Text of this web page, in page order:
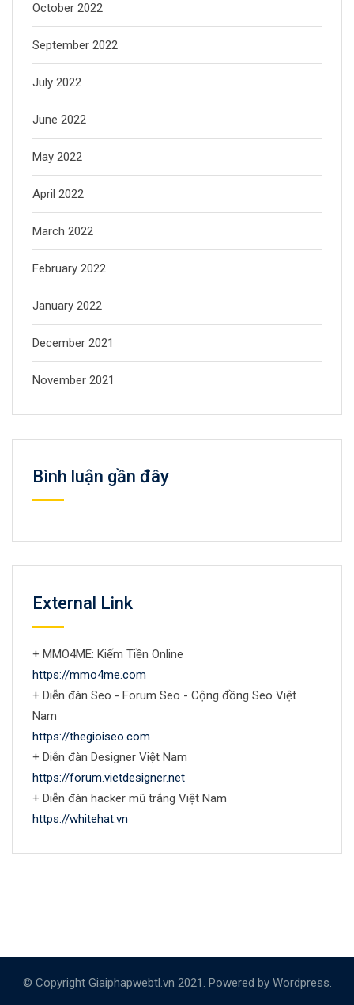
October 2022
September 2022
July 2022
June 2022
May 2022
April 2022
March 2022
February 2022
January 2022
December 2021
November 2021
Bình luận gần đây
External Link
+ MMO4ME: Kiếm Tiền Online
https://mmo4me.com
+ Diễn đàn Seo - Forum Seo - Cộng đồng Seo Việt
Nam
https://thegioiseo.com
+ Diễn đàn Designer Việt Nam
https://forum.vietdesigner.net
+ Diễn đàn hacker mũ trắng Việt Nam
https://whitehat.vn
© Copyright Giaiphapwebtl.vn 2021. Powered by Wordpress.